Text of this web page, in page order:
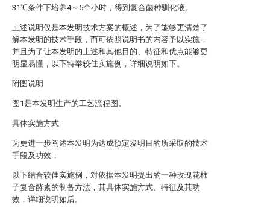
31℃条件下培养4～5个小时，得到复合菌种驯化液。
上述说明仅是本发明技术方案的概述，为了能够更清楚了
解本发明的技术手段，而可依照说明书的内容予以实施，
并且为了让本发明的上述和其他目的、特征和优点能够更
明显易懂，以下特举较佳实施例，详细说明如下。
附图说明
图1是本发明生产的工艺流程图。
具体实施方式
为更进一步阐述本发明为达成预定发明目的所采取的技术
手段及功效，
以下结合较佳实施例，对依据本发明提出的一种玫瑰花柿
子复合酵素的制备方法，其具体实施方式、特征及其功
效，详细说明如后。